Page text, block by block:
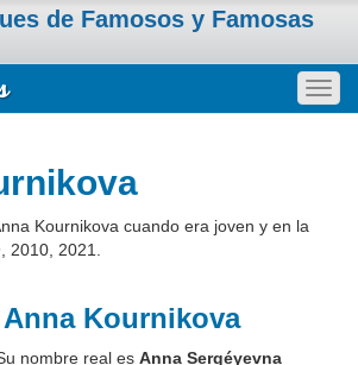
de Famosos y Famosas
Kournikova cuando era joven y en la
2010, 2021.
Anna Kournikova
nombre real es Anna Sergéyevna